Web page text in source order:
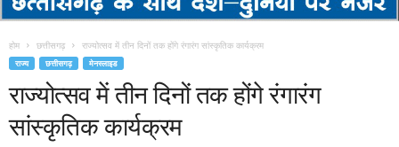
होम छत्तीसगढ़ राज्योत्सव में तीन दिनों तक होंगे रंगारंग सांस्कृतिक कार्यक्रम
राज्य छत्तीसगढ़ मेनस्लाइड
राज्योत्सव में तीन दिनों तक होंगे रंगारंग
सांस्कृतिक कार्यक्रम